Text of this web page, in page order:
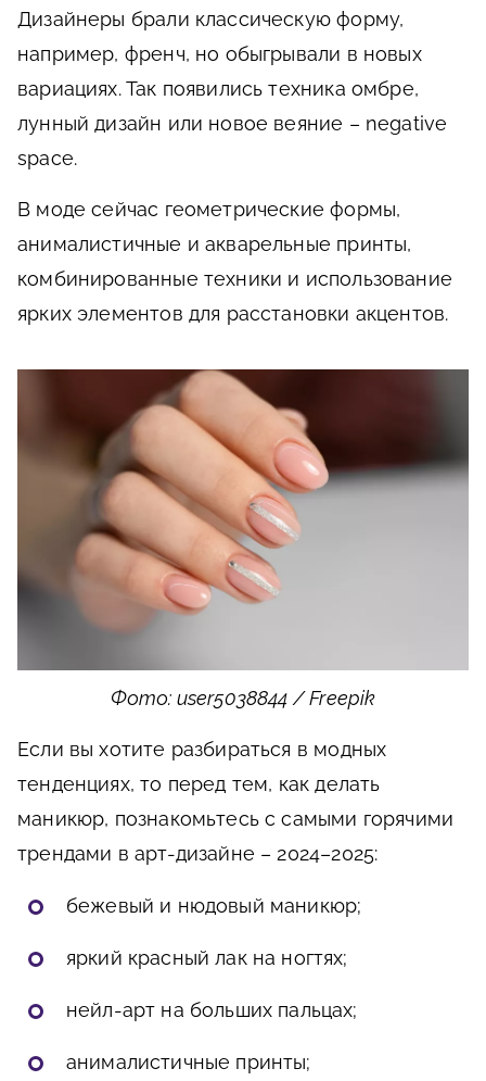
Дизайнеры брали классическую форму,
например, френч, но обыгрывали в новых
вариациях. Так появились техника омбре,
лунный дизайн или новое веяние – negative
space.
В моде сейчас геометрические формы,
анималистичные и акварельные принты,
комбинированные техники и использование
ярких элементов для расстановки акцентов.
Фото: user5038844 / Freepik
Если вы хотите разбираться в модных
тенденциях, то перед тем, как делать
маникюр, познакомьтесь с самыми горячими
трендами в арт-дизайне – 2024–2025:
бежевый и нюдовый маникюр;
яркий красный лак на ногтях;
нейл-арт на больших пальцах;
анималистичные принты;